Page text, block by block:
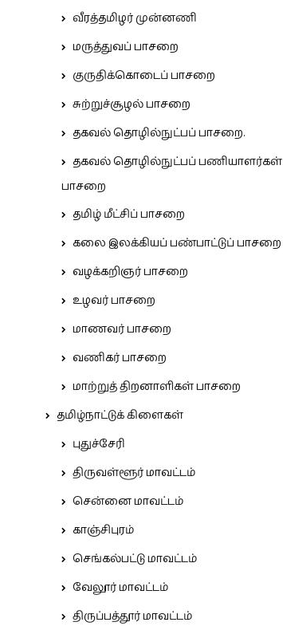
வீரத்தமிழர் முன்னணி
மருத்துவப் பாசறை
குருதிக்கொடைப் பாசறை
சுற்றுச்சூழல் பாசறை
தகவல் தொழில்நுட்பப் பாசறை.
தகவல் தொழில்நுட்பப் பணியாளர்கள்
பாசறை
தமிழ் மீட்சிப் பாசறை
கலை இலக்கியப் பண்பாட்டுப் பாசறை
வழக்கறிஞர் பாசறை
உழவர் பாசறை
மாணவர் பாசறை
வணிகர் பாசறை
மாற்றுத் திறனாளிகள் பாசறை
தமிழ்நாட்டுக் கிளைகள்
புதுச்சேரி
திருவள்ளூர் மாவட்டம்
சென்னை மாவட்டம்
காஞ்சிபுரம்
செங்கல்பட்டு மாவட்டம்
வேலூர் மாவட்டம்
திருப்பத்தூர் மாவட்டம்